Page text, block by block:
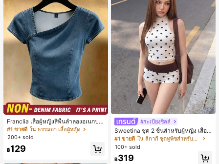
Franclia เสื้อผู้หญิงสีพื้นลำลองอเนกปร
ะสงค์สำหรับใส่ประจำวัน
#1 ขายดี ใน ธรรมดา เสื้อผู้หญิง
200+ sold
฿129
#ระเบียงชิลล์
Sweetina ชุด 2 ชิ้นสำหรับผู้หญิง เสื้อก
ล้ามเข้ารูปพิมพ์ลายจุดสีบล็อกหลังเปิด
และกางเกงขาสั้นเอวพับ
#1 ขายดี
เกือบหมดแล้ว!
#1 ขายดี
ใน สีกากี ชุดทูพีซสำหรับผู้หญิง
เกือบหมดแล้ว!
#1 ขายดี
ใน สีกากี ชุดทูพีซสำหรับผู้หญิง
เกือบหมดแล้ว!
#1 ขายดี
100+ sold
฿319